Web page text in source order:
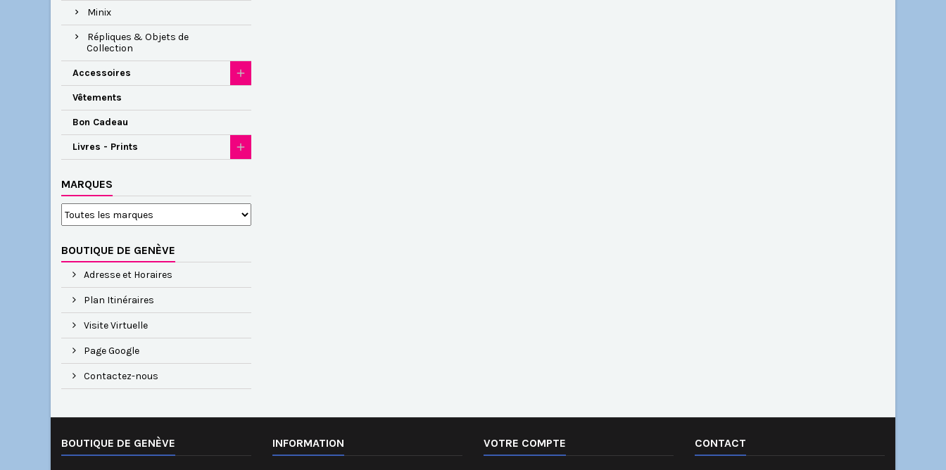
Minix
Répliques & Objets de
Collection
Accessoires
Vêtements
Bon Cadeau
Livres - Prints
MARQUES
BOUTIQUE DE GENÈVE
Adresse et Horaires
Plan Itinéraires
Visite Virtuelle
Page Google
Contactez-nous
BOUTIQUE DE GENÈVE INFORMATION VOTRE COMPTE CONTACT